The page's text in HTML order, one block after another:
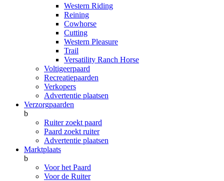
Western Riding
Reining
Cowhorse
Cutting
Western Pleasure
Trail
Versatility Ranch Horse
Voltigeerpaard
Recreatiepaarden
Verkopers
Advertentie plaatsen
Verzorgpaarden
b
Ruiter zoekt paard
Paard zoekt ruiter
Advertentie plaatsen
Marktplaats
b
Voor het Paard
Voor de Ruiter